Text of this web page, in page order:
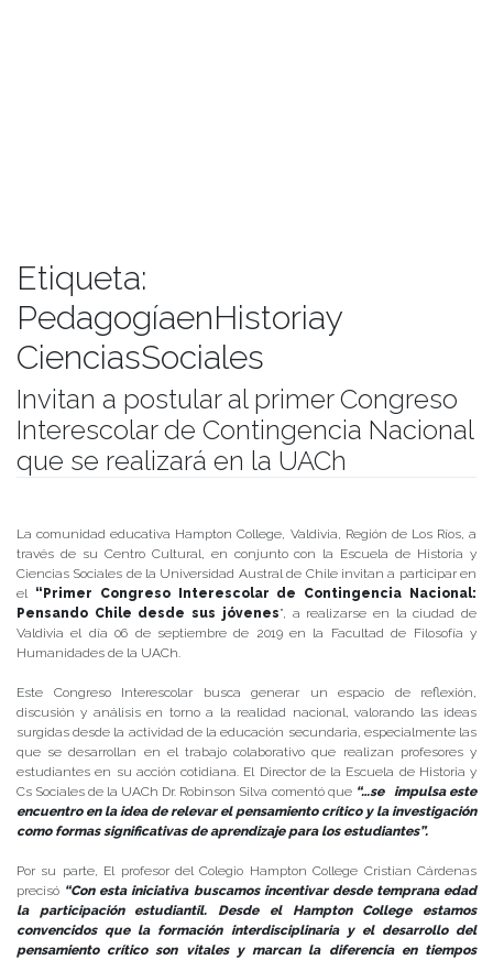
Etiqueta:
PedagogíaenHistoriay
CienciasSociales
Invitan a postular al primer Congreso
Interescolar de Contingencia Nacional
que se realizará en la UACh
La comunidad educativa Hampton College, Valdivia, Región de Los Ríos, a
través de su Centro Cultural, en conjunto con la Escuela de Historia y
Ciencias Sociales de la Universidad Austral de Chile invitan a participar en
el “Primer Congreso Interescolar de Contingencia Nacional:
Pensando Chile desde sus jóvenes”, a realizarse en la ciudad de
Valdivia el día 06 de septiembre de 2019 en la Facultad de Filosofía y
Humanidades de la UACh.
Este Congreso Interescolar busca generar un espacio de reflexión,
discusión y análisis en torno a la realidad nacional, valorando las ideas
surgidas desde la actividad de la educación secundaria, especialmente las
que se desarrollan en el trabajo colaborativo que realizan profesores y
estudiantes en su acción cotidiana. El Director de la Escuela de Historia y
Cs Sociales de la UACh Dr. Robinson Silva comentó que “…se impulsa este
encuentro en la idea de relevar el pensamiento crítico y la investigación
como formas significativas de aprendizaje para los estudiantes”.
Por su parte, El profesor del Colegio Hampton College Cristian Cárdenas
precisó “Con esta iniciativa buscamos incentivar desde temprana edad
la participación estudiantil. Desde el Hampton College estamos
convencidos que la formación interdisciplinaria y el desarrollo del
pensamiento crítico son vitales y marcan la diferencia en tiempos